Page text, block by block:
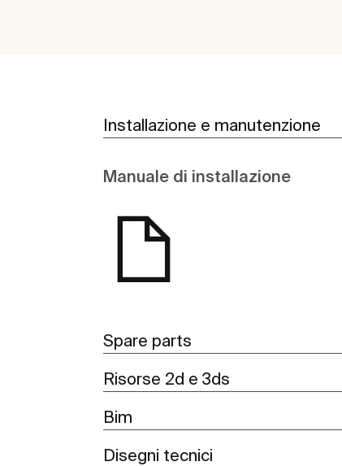
Installazione e manutenzione
Manuale di installazione
Spare parts
Risorse 2d e 3ds
Bim
Disegni tecnici